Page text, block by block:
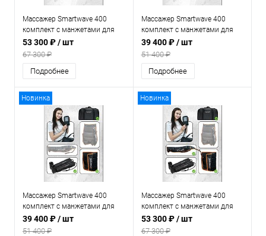
Массажер Smartwave 400
комплект с манжетами для
ног и 2-мя манжетами для рук
53 300 ₽/ шт
67 300 ₽
Подробнее
Массажер Smartwave 400
комплект с манжетами для
ног и манжетой для руки
39 400 ₽/ шт
51 400 ₽
Подробнее
Новинка
Массажер Smartwave 400
комплект с манжетами для
ног и манжетой для талии
39 400 ₽/ шт
51 400 ₽
Новинка
Массажер Smartwave 400
комплект с манжетами для
ног и манжетой для талии и
манжетой для руки
53 300 ₽/ шт
67 300 ₽